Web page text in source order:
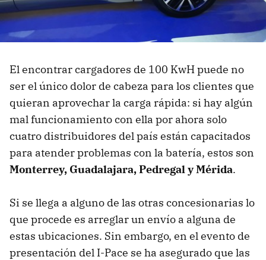
El encontrar cargadores de 100 KwH puede no
ser el único dolor de cabeza para los clientes que
quieran aprovechar la carga rápida: si hay algún
mal funcionamiento con ella por ahora solo
cuatro distribuidores del país están capacitados
para atender problemas con la batería, estos son
Monterrey, Guadalajara, Pedregal y Mérida.
Si se llega a alguno de las otras concesionarias lo
que procede es arreglar un envío a alguna de
estas ubicaciones. Sin embargo, en el evento de
presentación del I-Pace se ha asegurado que las